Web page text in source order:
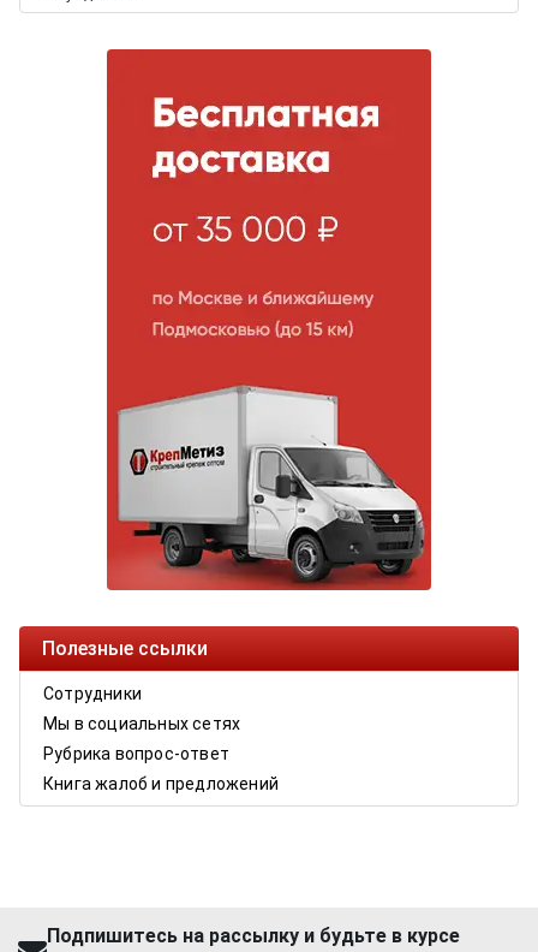
Полезные ссылки
Сотрудники
Мы в социальных сетях
Рубрика вопрос-ответ
Книга жалоб и предложений
Подпишитесь на рассылку и будьте в курсе